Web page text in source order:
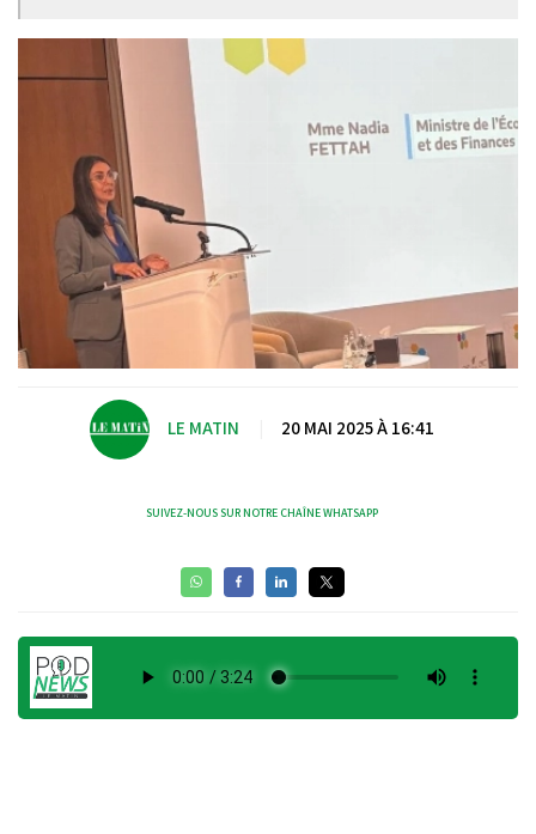
LE MATIN 20 MAI 2025 À 16:41
SUIVEZ-NOUS SUR NOTRE CHAÎNE WHATSAPP